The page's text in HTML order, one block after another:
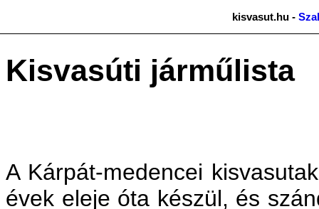
kisvasut.hu -
Kisvasúti járműlista
A Kárpát-medencei
évek eleje óta készül, és